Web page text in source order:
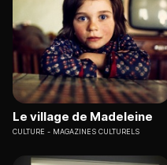
Le village de Madeleine
CULTURE MAGAZINES CULTURELS